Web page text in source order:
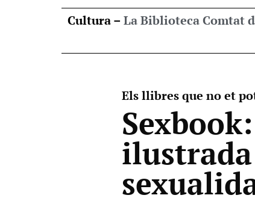
Cultura – La Biblioteca Comtat
Els llibres que no et